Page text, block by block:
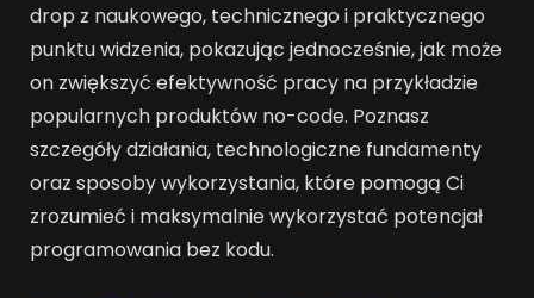
drop z naukowego, technicznego i praktycznego
punktu widzenia, pokazując jednocześnie, jak może
on zwiększyć efektywność pracy na przykładzie
popularnych produktów no-code. Poznasz
szczegóły działania, technologiczne fundamenty
oraz sposoby wykorzystania, które pomogą Ci
zrozumieć i maksymalnie wykorzystać potencjał
programowania bez kodu.